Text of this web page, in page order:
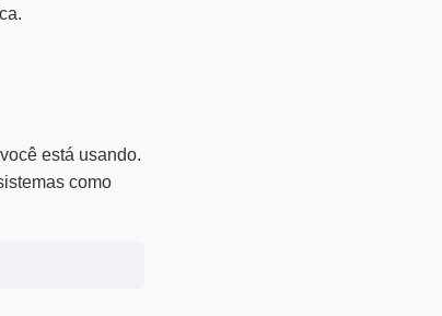
está usando.
como